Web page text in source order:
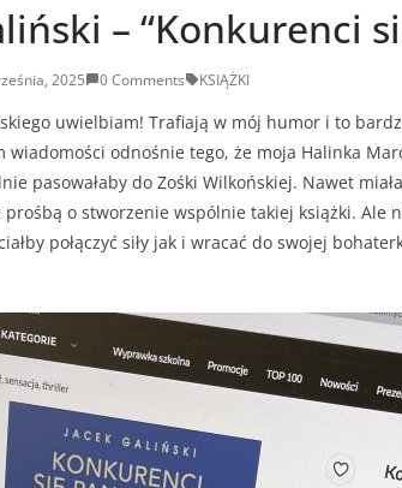
– “Konkurenci
2025 0 Comments KSIĄŻKI
uwielbiam! Trafiają w mój humor i to
wiadomości odnośnie tego, że moja Halinka
pasowałaby do Zośki Wilkońskiej. Nawet
prośbą o stworzenie wspólnie takiej książki. Ale
połączyć siły jak i wracać do swojej